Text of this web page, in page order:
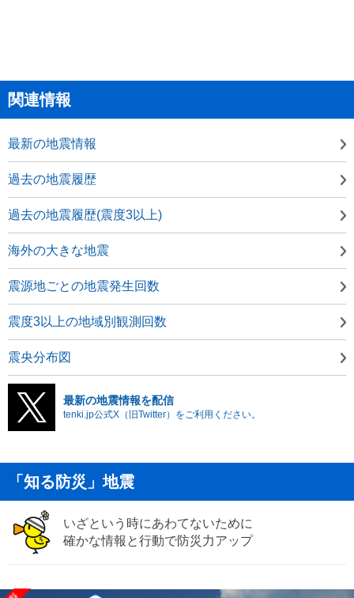
関連情報
最新の地震情報
過去の地震履歴
過去の地震履歴(震度3以上)
海外の大きな地震
震源地ごとの地震発生回数
震度3以上の地域別観測回数
震央分布図
最新の地震情報を配信
tenki.jp公式X（旧Twitter）をご利用ください。
「知る防災」地震
いざという時にあわてないために
確かな情報と行動で防災力アップ